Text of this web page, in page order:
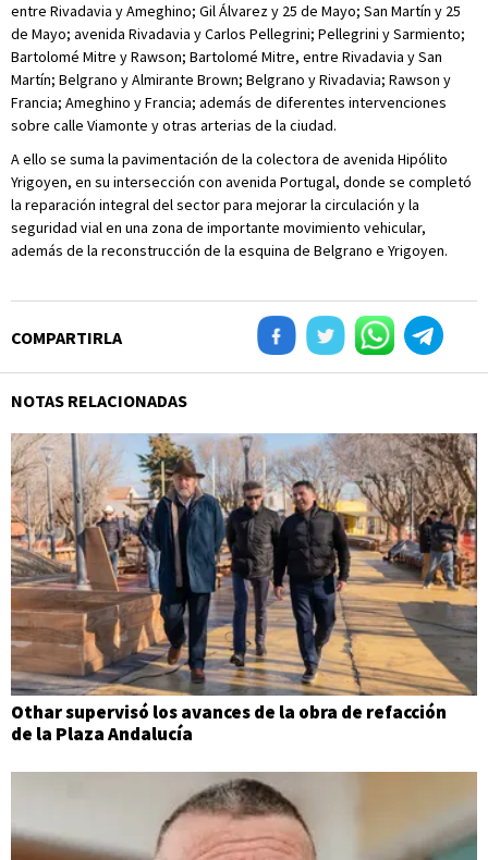
entre Rivadavia y Ameghino; Gil Álvarez y 25 de Mayo; San Martín y 25
de Mayo; avenida Rivadavia y Carlos Pellegrini; Pellegrini y Sarmiento;
Bartolomé Mitre y Rawson; Bartolomé Mitre, entre Rivadavia y San
Martín; Belgrano y Almirante Brown; Belgrano y Rivadavia; Rawson y
Francia; Ameghino y Francia; además de diferentes intervenciones
sobre calle Viamonte y otras arterias de la ciudad.
A ello se suma la pavimentación de la colectora de avenida Hipólito
Yrigoyen, en su intersección con avenida Portugal, donde se completó
la reparación integral del sector para mejorar la circulación y la
seguridad vial en una zona de importante movimiento vehicular,
además de la reconstrucción de la esquina de Belgrano e Yrigoyen.
COMPARTIRLA
NOTAS RELACIONADAS
Othar supervisó los avances de la obra de refacción
de la Plaza Andalucía